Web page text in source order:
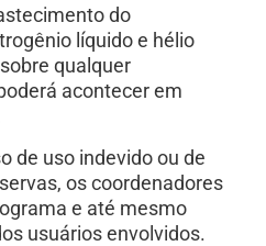
do
líquido e hélio
qualquer
acontecer em
de uso indevido ou de
os coordenadores
e até mesmo
usuários envolvidos.